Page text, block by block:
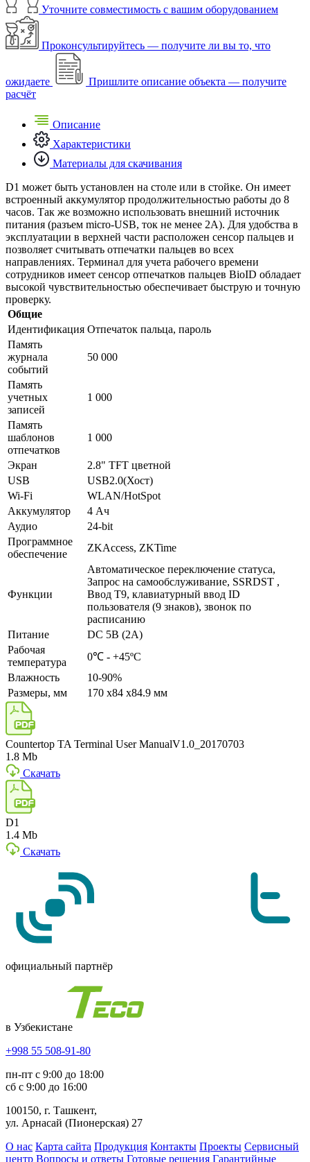
Уточните совместимость с вашим оборудованием
Проконсультируйтесь — получите ли вы то, что
ожидаете
Пришлите описание объекта — получите
расчёт
Описание
Характеристики
Материалы для скачивания
D1 может быть установлен на столе или в стойке. Он имеет
встроенный аккумулятор продолжительностью работы до 8
часов. Так же возможно использовать внешний источник
питания (разъем micro-USB, ток не менее 2А). Для удобства в
эксплуатации в верхней части расположен сенсор пальцев и
позволяет считывать отпечатки пальцев во всех
направлениях. Терминал для учета рабочего времени
сотрудников имеет сенсор отпечатков пальцев BioID обладает
высокой чувствительностью обеспечивает быструю и точную
проверку.
Общие
Идентификация Отпечаток пальца, пароль
Память
журнала
событий
50 000
Память
учетных
записей
1 000
Память
шаблонов
отпечатков
1 000
Экран
2.8" TFT цветной
USB
USB2.0(Хост)
Wi-Fi
WLAN/HotSpot
Аккумулятор
4 Ач
Аудио
24-bit
Программное
обеспечение
ZKAccess, ZKTime
Функции
Автоматическое переключение статуса,
Запрос на самообслуживание, SSRDST ,
Ввод Т9, клавиатурный ввод ID
пользователя (9 знаков), звонок по
расписанию
Питание
DC 5В (2A)
Рабочая
температура
0℃ - +45ºC
Влажность
10-90%
Размеры, мм
170 x84 x84.9 мм
Countertop TA Terminal User ManualV1.0_20170703
1.8 Mb
Скачать
D1
1.4 Mb
Скачать
официальный партнёр
в Узбекистане
+998 55 508-91-80
пн-пт с 9:00 до 18:00
сб с 9:00 до 16:00
100150, г. Ташкент,
ул. Арнасай (Пионерская) 27
О нас Карта сайта Продукция Контакты Проекты Сервисный
центр Вопросы и ответы Готовые решения Гарантийные